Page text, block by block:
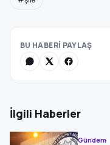
BU HABERİ PAYLAŞ
İlgili Haberler
Gündem